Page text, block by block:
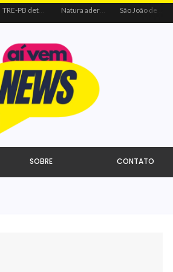
TRE-PB determina remoção de vídeo de Cícero por uso indevido de programa público Natura adere à coalizão do Código de Defesa e Inclusão do Consumidor Negro
SOBRE CONTATO